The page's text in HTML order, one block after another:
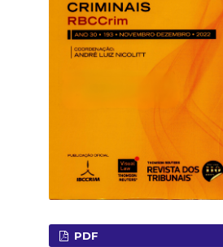
PDF